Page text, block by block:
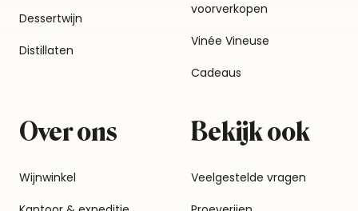
Dessertwijn
Distillaten
voorverkopen
Vinée Vineuse
Cadeaus
Over ons
Wijnwinkel
Bekijk ook
Veelgestelde vragen